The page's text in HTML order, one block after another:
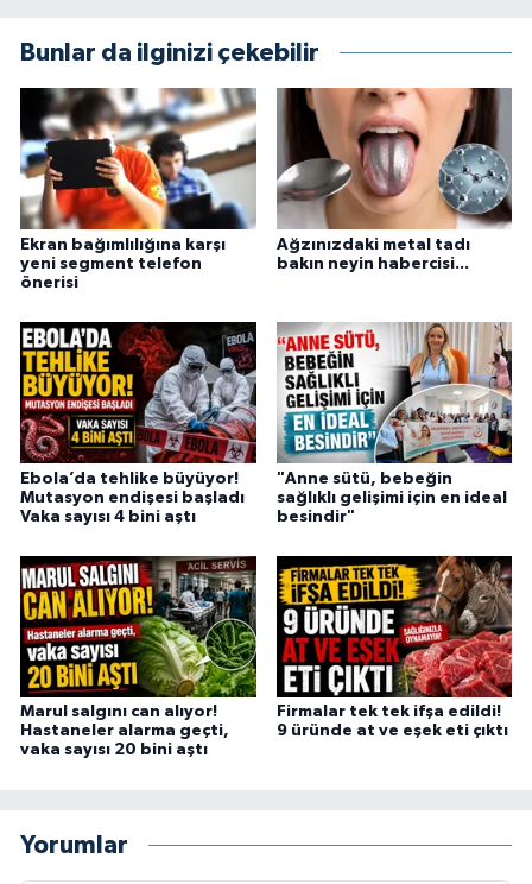
Bunlar da ilginizi çekebilir
Ekran bağımlılığına karşı
yeni segment telefon
önerisi
Ağzınızdaki metal tadı
bakın neyin habercisi...
Ebola’da tehlike büyüyor!
Mutasyon endişesi başladı
Vaka sayısı 4 bini aştı
"Anne sütü, bebeğin
sağlıklı gelişimi için en ideal
besindir"
Marul salgını can alıyor!
Hastaneler alarma geçti,
vaka sayısı 20 bini aştı
Firmalar tek tek ifşa edildi!
9 üründe at ve eşek eti çıktı
Yorumlar